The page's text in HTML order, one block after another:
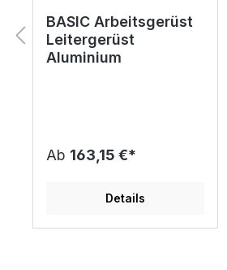
BASIC Arbeitsgerüst
Leitergerüst
Aluminium
Ab 163,15 €*
Details